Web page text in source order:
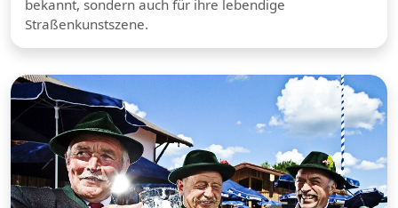
bekannt, sondern auch für ihre lebendige
Straßenkunstszene.